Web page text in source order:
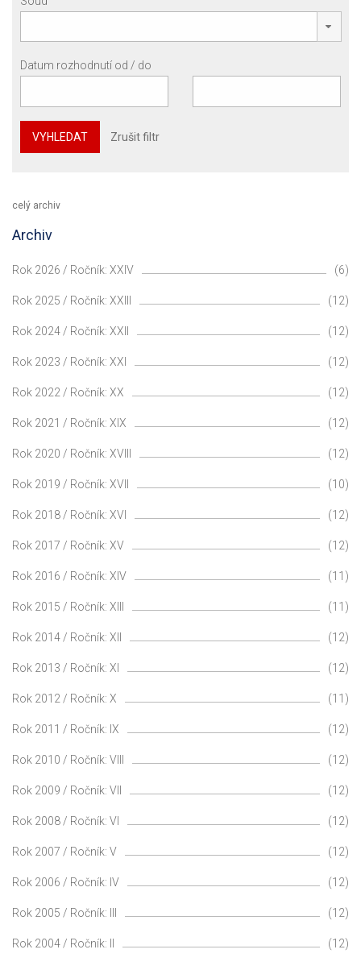
Datum rozhodnutí od / do
VYHLEDAT Zrušit filtr
celý archiv
Archiv
Rok 2026 / Ročník: XXIV (6)
Rok 2025 / Ročník: XXIII (12)
Rok 2024 / Ročník: XXII (12)
Rok 2023 / Ročník: XXI (12)
Rok 2022 / Ročník: XX (12)
Rok 2021 / Ročník: XIX (12)
Rok 2020 / Ročník: XVIII (12)
Rok 2019 / Ročník: XVII (10)
Rok 2018 / Ročník: XVI (12)
Rok 2017 / Ročník: XV (12)
Rok 2016 / Ročník: XIV (11)
Rok 2015 / Ročník: XIII (11)
Rok 2014 / Ročník: XII (12)
Rok 2013 / Ročník: XI (12)
Rok 2012 / Ročník: X (11)
Rok 2011 / Ročník: IX (12)
Rok 2010 / Ročník: VIII (12)
Rok 2009 / Ročník: VII (12)
Rok 2008 / Ročník: VI (12)
Rok 2007 / Ročník: V (12)
Rok 2006 / Ročník: IV (12)
Rok 2005 / Ročník: III (12)
Rok 2004 / Ročník: II (12)